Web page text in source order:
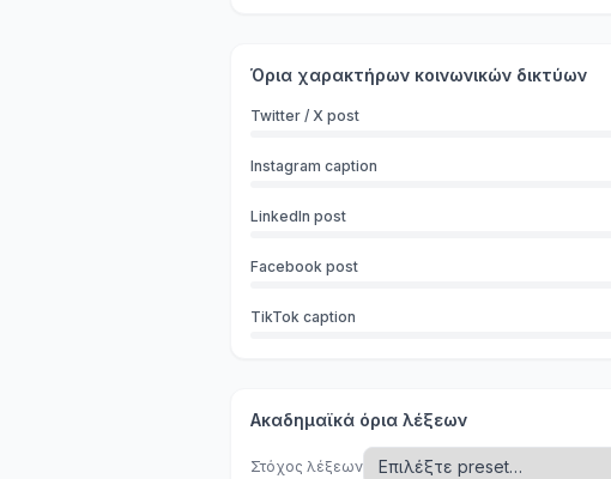
Όρια χαρακτήρων κοινωνικών δικτύων
Twitter / X post
Instagram caption
LinkedIn post
Facebook post
TikTok caption
Ακαδημαϊκά όρια λέξεων
Στόχος λέξεων